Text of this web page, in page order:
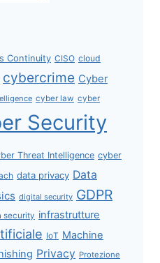
Continuity CISO cloud
cybercrime Cyber
cyber law cyber
Security
Threat Intelligence cyber
data privacy Data
digital security GDPR
security infrastrutture
IoT Machine
Privacy Protezione